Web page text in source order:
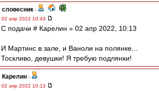
словесник -
02 апр 2022 10:43
С подачи # Карелин » 02 апр 2022, 10:13
И Мартинс в зале, и Ваноли на полянке...
Тоскливо, девушки! Я требую подлянки!
Карелин -
02 апр 2022 10:13